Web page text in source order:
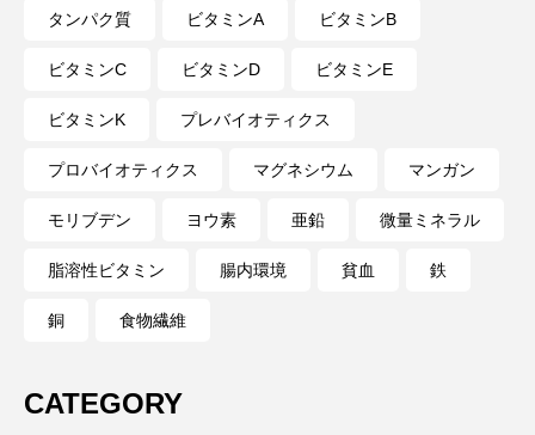
タンパク質 ビタミンA ビタミンB
ビタミンC ビタミンD ビタミンE
ビタミンK プレバイオティクス
プロバイオティクス マグネシウム マンガン
モリブデン ヨウ素 亜鉛 微量ミネラル
脂溶性ビタミン 腸内環境 貧血 鉄
銅 食物繊維
CATEGORY